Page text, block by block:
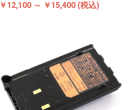
￥12,100 ～ ￥15,400 (税込)